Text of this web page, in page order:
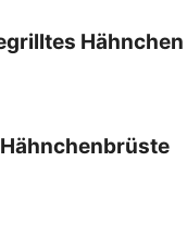
Hähnchen
Hähnchenbrüste